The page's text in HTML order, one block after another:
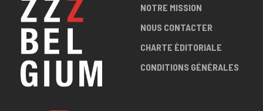
NOTRE MISSION
NOUS CONTACTER
CHARTE ÉDITORIALE
CONDITIONS GÉNÉRALES